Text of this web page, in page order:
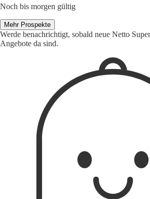
Noch bis morgen gültig
Mehr Prospekte
Werde benachrichtigt, sobald neue Netto
Angebote da sind.